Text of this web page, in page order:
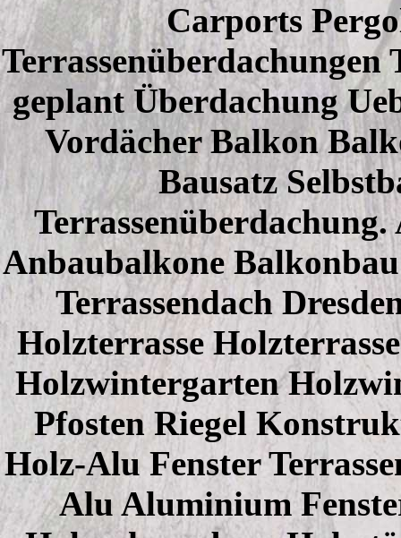
Carports
geplant Überdachung
Vordächer Balkon
Bausatz
Anbaubalkone
Terrassendach
Holzterrasse
Holzwintergarten
Pfosten Riegel
Holz-Alu Fenster
Alu Aluminium